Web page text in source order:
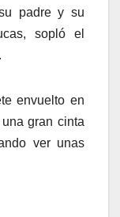
padre y su
sopló el
envuelto en
gran cinta
ver unas